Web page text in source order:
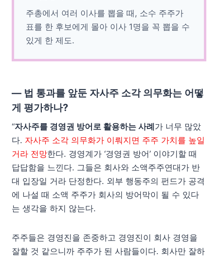
주총에서 여러 이사를 뽑을 때, 소수 주주가
표를 한 후보에게 몰아 이사 1명을 꼭 뽑을 수
있게 한 제도.
— 법 통과를 앞둔 자사주 소각 의무화는 어떻
게 평가하나?
“자사주를 경영권 방어로 활용하는 사례가 너무 많았
다. 자사주 소각 의무화가 이뤄지면 주주 가치를 높일
거라 전망한다. 경영계가 ‘경영권 방어’ 이야기할 때
답답함을 느낀다. 그들은 회사와 소액주주연대가 반
대 입장일 거라 단정한다. 외부 행동주의 펀드가 공격
에 나설 때 소액 주주가 회사의 방어막이 될 수 있다
는 생각을 하지 않는다.
주주들은 경영진을 존중하고 경영진이 회사 경영을
잘할 것 같으니까 주주가 된 사람들이다. 회사만 잘하